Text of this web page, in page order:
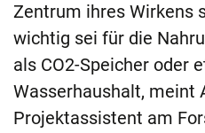
Zentrum ihres Wirkens
wichtig sei für die
als CO2-Speicher oder
Wasserhaushalt, meint
Projektassistent am